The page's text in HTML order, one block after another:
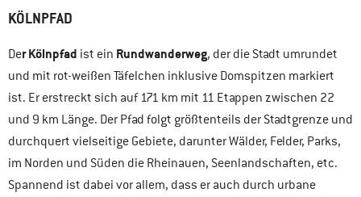
KÖLNPFAD
Der Kölnpfad ist ein Rundwanderweg, der die Stadt umrundet
und mit rot-weißen Täfelchen inklusive Domspitzen markiert
ist. Er erstreckt sich auf 171 km mit 11 Etappen zwischen 22
und 9 km Länge. Der Pfad folgt größtenteils der Stadtgrenze und
durchquert vielseitige Gebiete, darunter Wälder, Felder, Parks,
im Norden und Süden die Rheinauen, Seenlandschaften, etc.
Spannend ist dabei vor allem, dass er auch durch urbane